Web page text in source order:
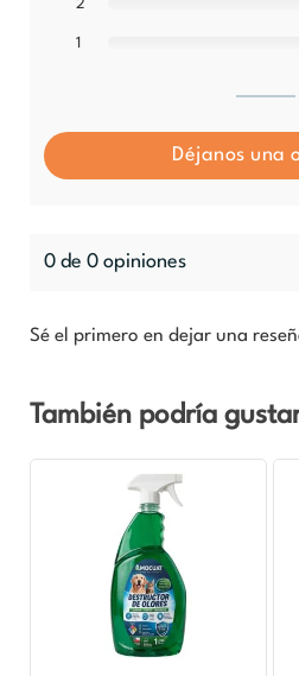
2
1
Déjanos una
0 de 0 opiniones
Sé el primero en dejar una
También podría